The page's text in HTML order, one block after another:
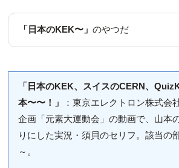
「日本のKEK〜」 のやつだ
「日本のKEK、スイスのCERN、
本〜〜！」
：東京エレクトロン株式会
企画「元素大運動会」の動画で、山本
りにした実況・須貝のセリフ。該当の
～。